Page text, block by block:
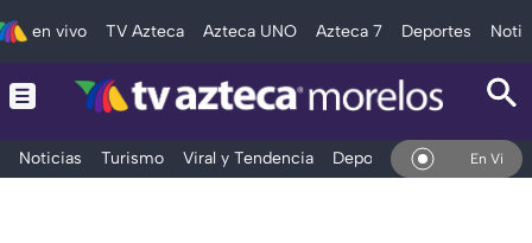
en vivo TV Azteca Azteca UNO Azteca 7 Deportes
Noticias Turismo Viral y Tendencia Deportes Espectáculos
En Vivo